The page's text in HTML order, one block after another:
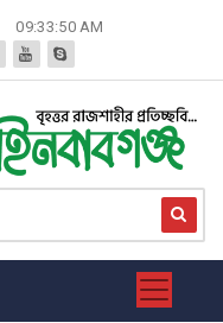
09:33:50 AM